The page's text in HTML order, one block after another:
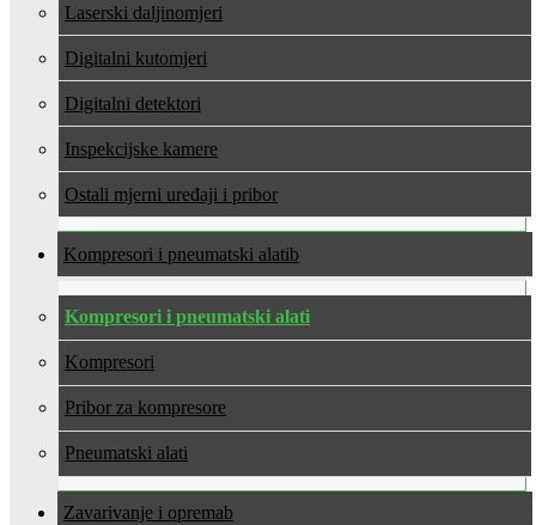
Laserski daljinomjeri
Digitalni kutomjeri
Digitalni detektori
Inspekcijske kamere
Ostali mjerni uređaji i pribor
Kompresori i pneumatski alati
Kompresori i pneumatski alati
Kompresori
Pribor za kompresore
Pneumatski alati
Zavarivanje i oprema